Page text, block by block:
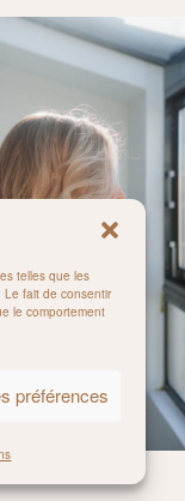
telles que les
Le fait de consentir
le comportement
préférences